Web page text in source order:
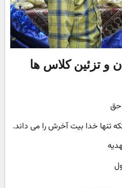
و تزئین کلاس ها
حق
تنها خدا بیت آخرش را می داند.